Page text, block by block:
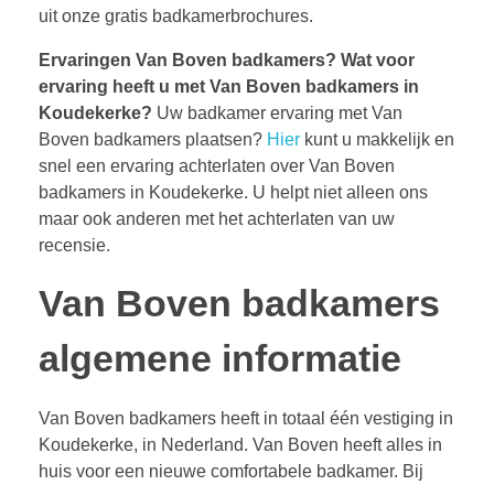
uit onze gratis badkamerbrochures.
Ervaringen Van Boven badkamers? Wat voor
ervaring heeft u met Van Boven badkamers in
Koudekerke? Uw badkamer ervaring met Van
Boven badkamers plaatsen? Hier kunt u makkelijk en
snel een ervaring achterlaten over Van Boven
badkamers in Koudekerke. U helpt niet alleen ons
maar ook anderen met het achterlaten van uw
recensie.
Van Boven badkamers
algemene informatie
Van Boven badkamers heeft in totaal één vestiging in
Koudekerke, in Nederland. Van Boven heeft alles in
huis voor een nieuwe comfortabele badkamer. Bij